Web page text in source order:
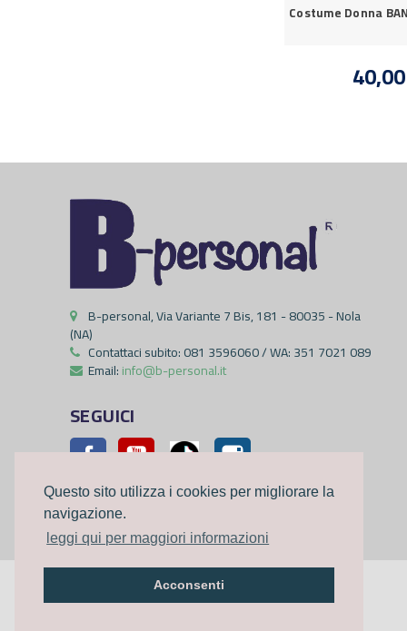
Questo sito utilizza i cookies per migliorare la
navigazione.
leggi qui per maggiori informazioni
Acconsenti
Costume Donna
B-personal, Via Variante 7 Bis, 181 - 80035 - Nola
(NA)
Contattaci subito:081 3596060 / WA: 351 7021 089
Email:info@b-personal.it
SEGUICI
Facebook YouTube Pinterest
©2023B-personal